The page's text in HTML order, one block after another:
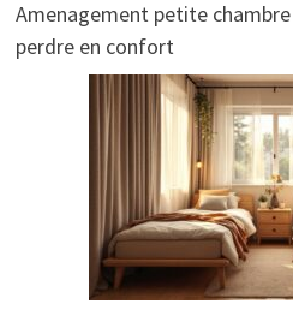
Amenagement petite
perdre en confort